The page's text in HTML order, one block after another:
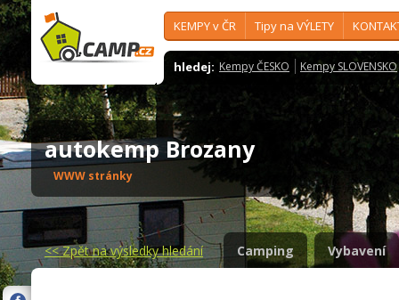
KEMPY v ČR Tipy na VÝLETY
hledej: Kempy ČESKO Kempy SLOVENSKO
autokemp Brozany
WWW stránky
<<Zpět na výsledky hledání Camping Vybavení